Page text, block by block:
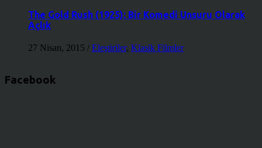
The Gold Rush (1925): Bir Komedi Unsuru Olarak
Açlık
27 Nisan, 2015 / Eleştiriler, Klasik Filmler
Facebook